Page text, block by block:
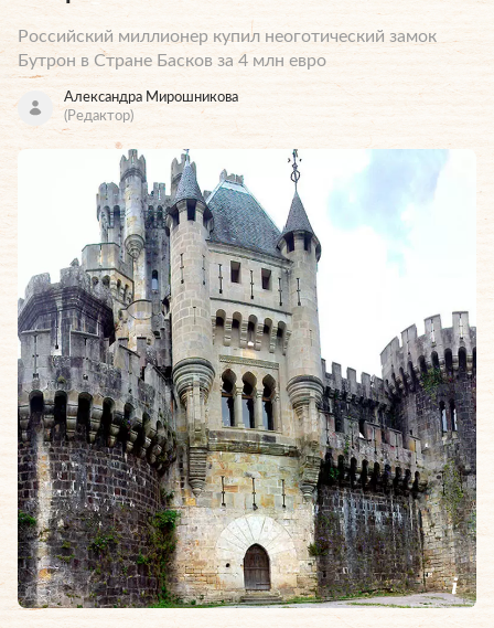
Российский миллионер купил неоготический замок
Бутрон в Стране Басков за 4 млн евро
Александра Мирошникова
(Редактор)